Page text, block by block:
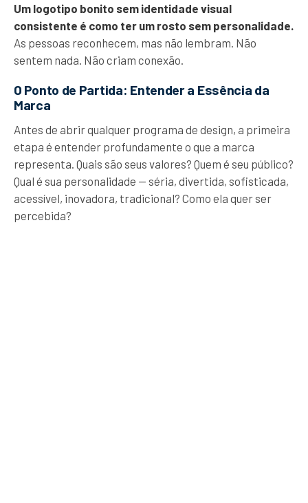
Um logotipo bonito sem identidade visual
consistente é como ter um rosto sem personalidade.
As pessoas reconhecem, mas não lembram. Não
sentem nada. Não criam conexão.
O Ponto de Partida: Entender a Essência da
Marca
Antes de abrir qualquer programa de design, a primeira
etapa é entender profundamente o que a marca
representa. Quais são seus valores? Quem é seu público?
Qual é sua personalidade — séria, divertida, sofisticada,
acessível, inovadora, tradicional? Como ela quer ser
percebida?